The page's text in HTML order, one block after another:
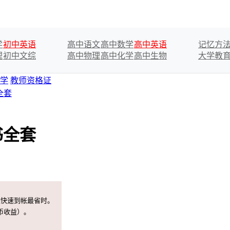
初中英语
初中文综
高中语文高中数学高中英语
高中物理高中化学高中生物
记忆方法
大学教育
教师资格证
套
套
速到帐最省时。
益）。